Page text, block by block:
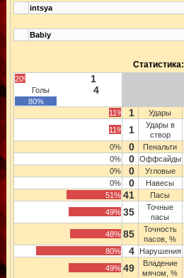
intsya
Babiy
Статистика:
20% 1
Голы 4
80%
11%
1 Удары
11%
1
Удары в
створ
0%
0 Пенальти
0%
0 Оффсайды
0%
0 Угловые
0%
0 Навесы
51% 41 Пасы
49% 35
Точные
пасы
48% 85
Точность
пасов, %
80%
4 Нарушения
49% 49
Владение
мячом, %